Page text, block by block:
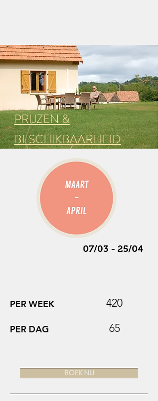
PRIJZEN &
BESCHIKBAARHEID
07/03 - 25/04
PER WEEK
PER DAG
420
65
BOEK NU